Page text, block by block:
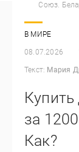
В МИРЕ
08.07.2026
Текст: Мария
Союз.
за
Как?